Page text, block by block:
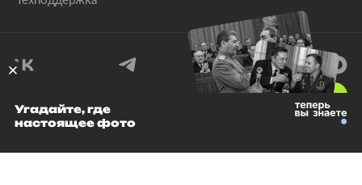
© 1999–2026 Все права защищены.
Угадайте, где
настоящее фото